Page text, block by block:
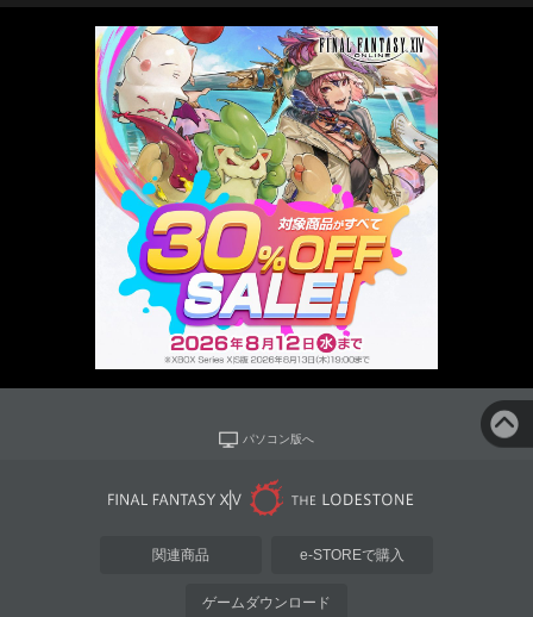
パソコン版へ
関連商品 e-STOREで購入
ゲームダウンロード